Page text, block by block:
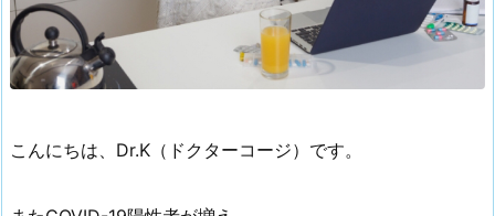
こんにちは、Dr.K（ドクターコージ）です。